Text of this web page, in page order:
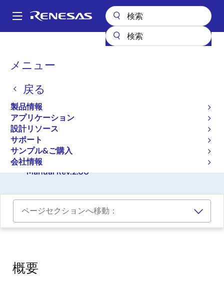
ン
Main
メニュー
戻る
製品情報
アプリケーション
設計リソース
サポート
サンプル&ご購入
会社情報
パ
く
ず
Y-ASK-RL78F13-V2
RL78/F13 スターターキッ
ト V2
Y-ASK-RL78F13-V2
ご購入
RL78/F13 Target board QB-R5F10BMG-TB User's
Manual Rev.2.00
ページセクションへ移動：
概要